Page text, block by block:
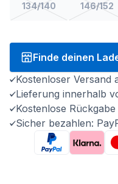
134/140 146/152
Finde deinen
Kostenloser Versand
Lieferung innerhalb
Kostenlose
Sicher bezahlen: